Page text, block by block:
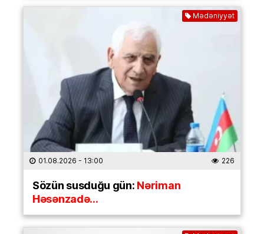
Mədəniyyət
01.08.2026 - 13:00 226
Sözün susduğu gün:Nəriman
Həsənzadə…